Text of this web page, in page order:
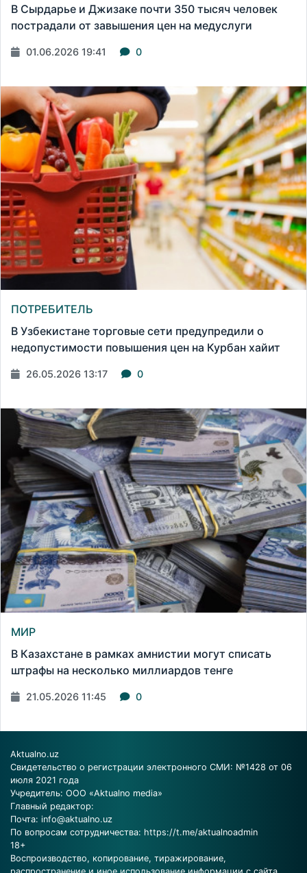
В Сырдарье и Джизаке почти 350 тысяч человек
пострадали от завышения цен на медуслуги
01.06.2026 19:41 0
ПОТРЕБИТЕЛЬ
В Узбекистане торговые сети предупредили о
недопустимости повышения цен на Курбан хайит
26.05.2026 13:17 0
МИР
В Казахстане в рамках амнистии могут списать
штрафы на несколько миллиардов тенге
21.05.2026 11:45 0
Aktualno.uz
Свидетельство о регистрации электронного СМИ: №1428 от 06
июля 2021 года
Учредитель: ООО «Aktualno media»
Главный редактор:
Почта: info@aktualno.uz
По вопросам сотрудничества: https://t.me/aktualnoadmin
18+
Воспроизводство, копирование, тиражирование,